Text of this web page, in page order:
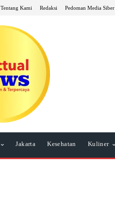
Tentang Kami Redaksi Pedoman Media Siber
Jakarta Kesehatan Kuliner